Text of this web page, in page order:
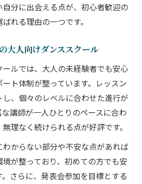
分に出会える点が、初心者歓迎の
れる理由の一つです。
大人向けダンススクール
ルでは、大人の未経験者でも安心
ト体制が整っています。レッスン
、個々のレベルに合わせた進行が
講師が一人ひとりのペースに合わ
理なく続けられる点が好評です。
わからない部分や不安な点があれば
が整っており、初めての方でも安
さらに、発表会参加を目標とする